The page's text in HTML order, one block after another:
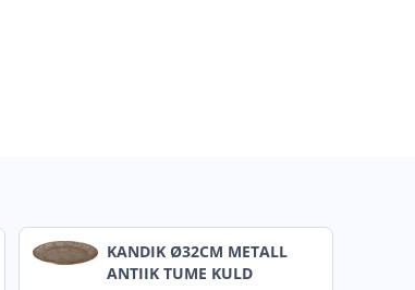
KANDIK Ø32CM METALL
ANTIIK TUME KULD